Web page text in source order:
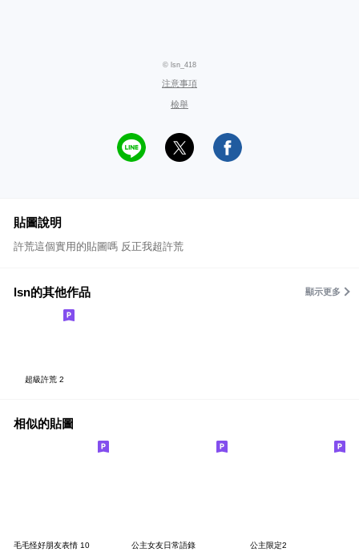
© lsn_418
注意事項
檢舉
貼圖說明
許荒這個實用的貼圖嗎 反正我超許荒
lsn的其他作品 顯示更多
超級許荒 2
相似的貼圖
毛毛怪好朋友表情 10 公主女友日常語錄 公主限定2